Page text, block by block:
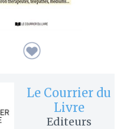
Le Courrier du
Livre
Editeurs